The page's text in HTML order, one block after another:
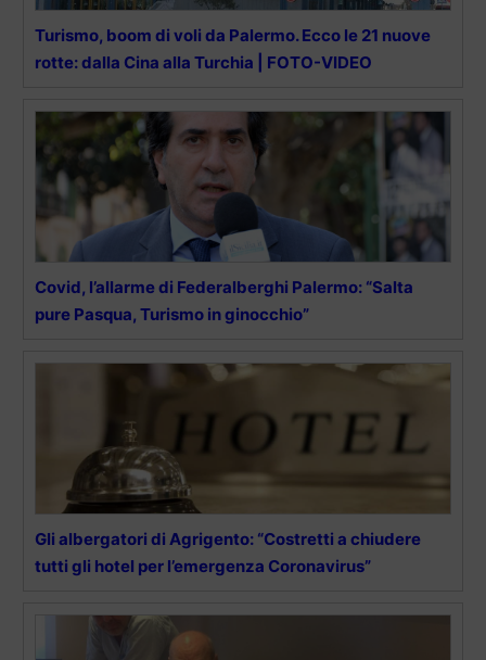
Turismo, boom di voli da Palermo. Ecco le 21 nuove
rotte: dalla Cina alla Turchia | FOTO-VIDEO
Covid, l’allarme di Federalberghi Palermo: “Salta
pure Pasqua, Turismo in ginocchio”
Gli albergatori di Agrigento: “Costretti a chiudere
tutti gli hotel per l’emergenza Coronavirus”